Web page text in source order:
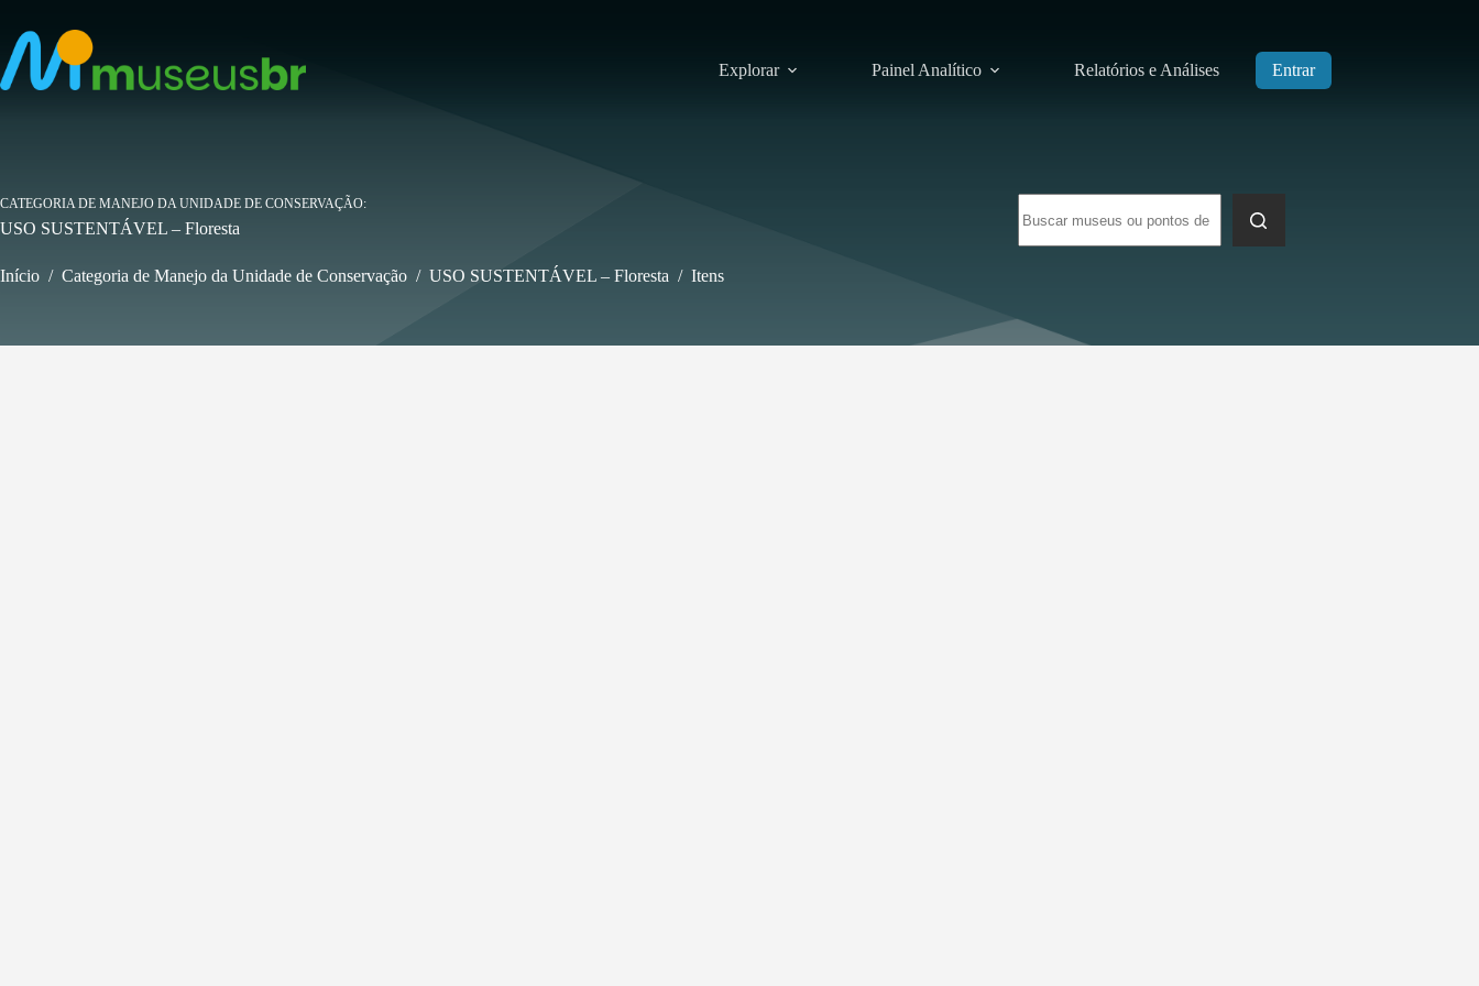
para
conteúdo
Explorar Painel Analítico Relatórios e Análises Entrar
resultados
CATEGORIA DE MANEJO DA UNIDADE DE CONSERVAÇÃO
USO SUSTENTÁVEL – Floresta
Início / Categoria de Manejo da Unidade de Conservação / USO SUSTENTÁVEL – Floresta / Itens